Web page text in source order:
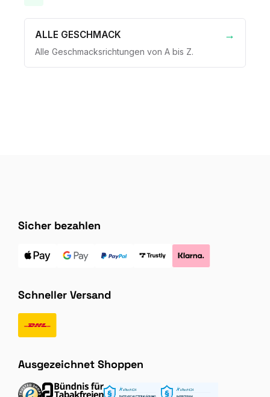
ALLE GESCHMACK
Alle Geschmacksrichtungen von A bis Z.
Sicher bezahlen
Schneller Versand
Ausgezeichnet Shoppen